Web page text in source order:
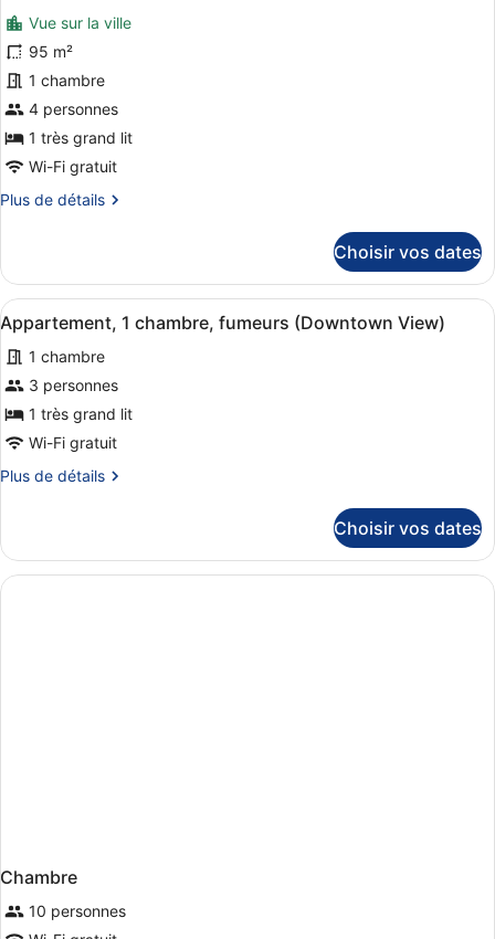
chambre,
fumeurs
(Downtown
View)
pour
ce
type
de
chambre :
Chambre
Premium,
1
fumeurs
(Downtown
View)
Vue sur la ville
95 m²
1 chambre
4 personnes
1 très grand lit
Wi-Fi gratuit
Plus de détails
Plus
le
type
de
chambre
Chambre
Premium,
1
chambre,
non-
(Downtown
Choisir vos dates
Afficher
toutes
les
photos
pour
ce
de
1
chambre,
Une chambre d’hôtel moderne
5
Appartement, 1 chambre, fumeurs (Downtown View)
1 chambre
3 personnes
1 très grand lit
Wi-Fi gratuit
Plus de détails
Plus
le
type
de
Choisir vos dates
Chambre
10 personnes